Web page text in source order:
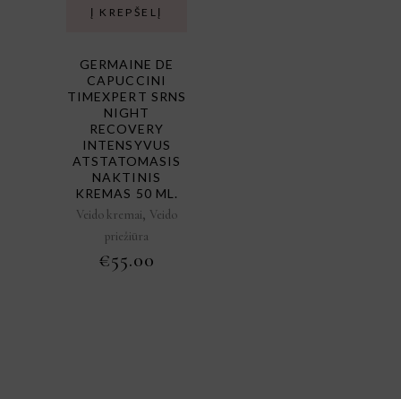
Į KREPŠELĮ
GERMAINE DE
CAPUCCINI
TIMEXPERT SRNS
NIGHT
RECOVERY
INTENSYVUS
ATSTATOMASIS
NAKTINIS
KREMAS 50 ML.
Veido kremai, Veido
priežiūra
€55.00